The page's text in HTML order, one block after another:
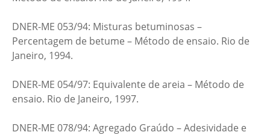
DNER-ME 053/94: Misturas betuminosas –
Percentagem de betume – Método de ensaio. Rio de
Janeiro, 1994.
DNER-ME 054/97: Equivalente de areia – Método de
ensaio. Rio de Janeiro, 1997.
DNER-ME 078/94: Agregado Graúdo – Adesividade e